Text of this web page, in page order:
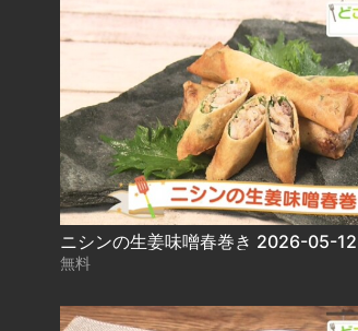
ニシンの生姜味噌春巻き 2026-05-12
無料